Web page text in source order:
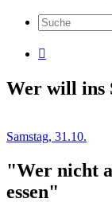

Wer will ins
Samstag, 31.10.
"Wer nicht
essen"